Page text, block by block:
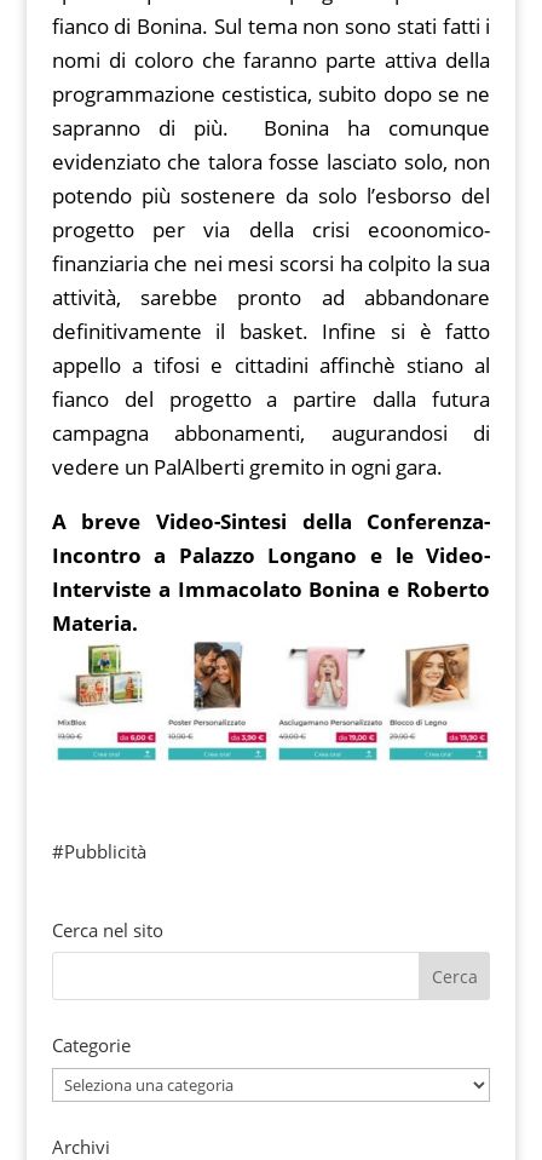
fianco di Bonina. Sul tema non sono stati fatti i
nomi di coloro che faranno parte attiva della
programmazione cestistica, subito dopo se ne
sapranno di più. Bonina ha comunque
evidenziato che talora fosse lasciato solo, non
potendo più sostenere da solo l’esborso del
progetto per via della crisi ecoonomico-
finanziaria che nei mesi scorsi ha colpito la sua
attività, sarebbe pronto ad abbandonare
definitivamente il basket. Infine si è fatto
appello a tifosi e cittadini affinchè stiano al
fianco del progetto a partire dalla futura
campagna abbonamenti, augurandosi di
vedere un PalAlberti gremito in ogni gara.
A breve Video-Sintesi della Conferenza-
Incontro a Palazzo Longano e le Video-
Interviste a Immacolato Bonina e Roberto
Materia.
#Pubblicità
Cerca nel sito
Categorie
Categorie
Archivi